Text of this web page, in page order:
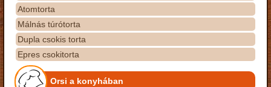
Atomtorta
Málnás túrótorta
Dupla csokis torta
Epres csokitorta
Orsi a konyhában